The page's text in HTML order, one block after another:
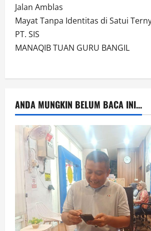
Jalan Amblas
Mayat Tanpa Identitas di Satui
PT. SIS
MANAQIB TUAN GURU BANGIL
ANDA MUNGKIN BELUM BACA INI...